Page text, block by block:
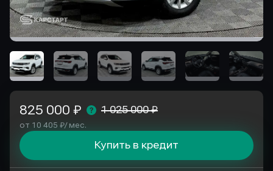
825 000 ₽ 1 025 000 ₽
от 10 405 ₽/ мес.
Купить в кредит